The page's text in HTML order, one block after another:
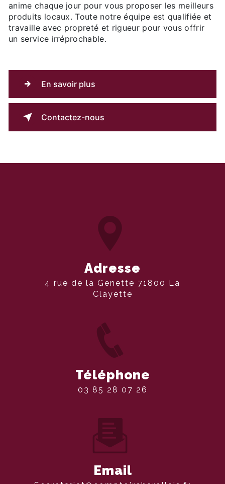
anime chaque jour pour vous proposer les meilleurs
produits locaux. Toute notre équipe est qualifiée et
travaille avec propreté et rigueur pour vous offrir
un service irréprochable.
En savoir plus
Contactez-nous
Adresse
4 rue de la Genette 71800 La
Clayette
Téléphone
03 85 28 07 26
Email